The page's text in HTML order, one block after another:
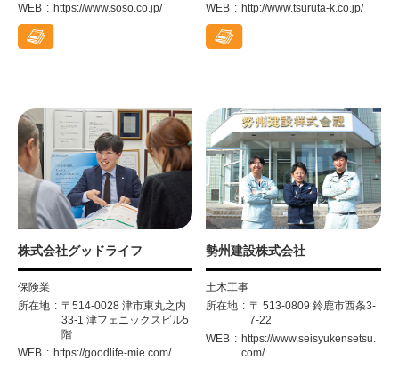
WEB
https://www.soso.co.jp/
WEB
http://www.tsuruta-k.co.jp/
株式会社グッドライフ
保険業
所在地
〒514-0028 津市東丸之内
33-1 津フェニックスビル5
階
WEB
https://goodlife-mie.com/
勢州建設株式会社
土木工事
所在地
〒 513-0809 鈴鹿市西条3-
7-22
WEB
https://www.seisyukensetsu.
com/